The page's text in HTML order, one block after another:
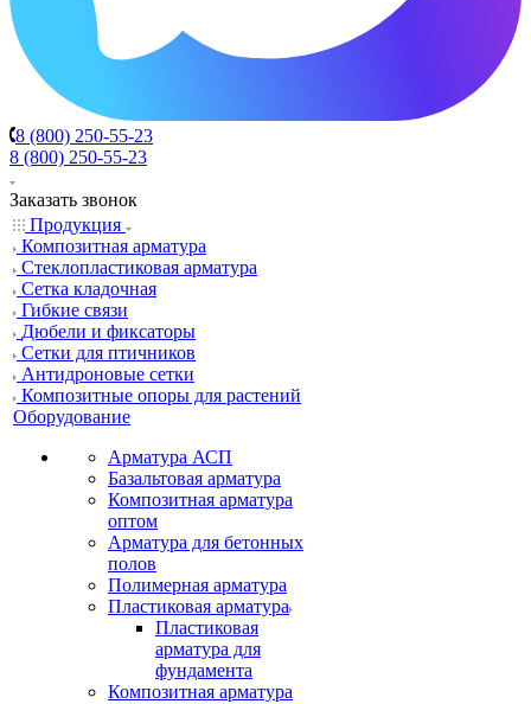
8 (800) 250-55-23
8 (800) 250-55-23
Заказать звонок
Продукция
Композитная арматура
Cтеклопластиковая арматура
Сетка кладочная
Гибкие связи
Дюбели и фиксаторы
Сетки для птичников
Антидроновые сетки
Композитные опоры для растений
Оборудование
Арматура АСП
Базальтовая арматура
Композитная арматура
оптом
Арматура для бетонных
полов
Полимерная арматура
Пластиковая арматура
Пластиковая
арматура для
фундамента
Композитная арматура